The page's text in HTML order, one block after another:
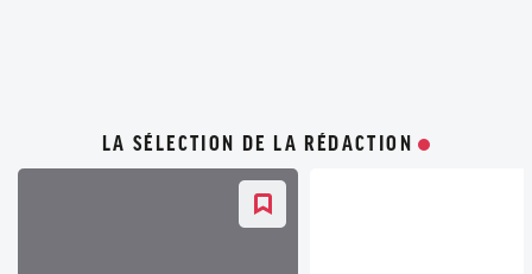
LA SÉLECTION DE LA RÉDACTION